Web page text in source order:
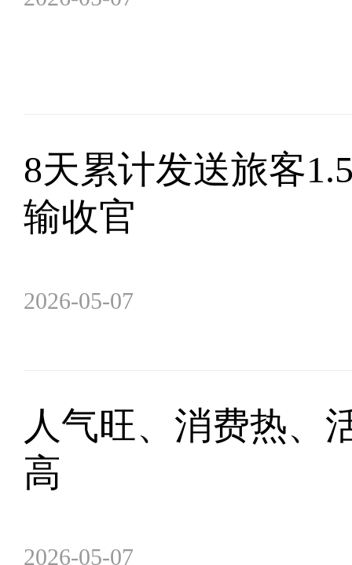
8天累计发送旅客
输收官
2026-05-07
人气旺、消费热、
高
2026-05-07